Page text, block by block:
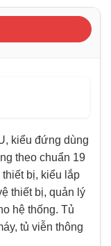
kiểu đứng dùng
theo chuẩn 19
bị, kiểu lắp
thiết bị, quản lý
hệ thống. Tủ
tủ viễn thông